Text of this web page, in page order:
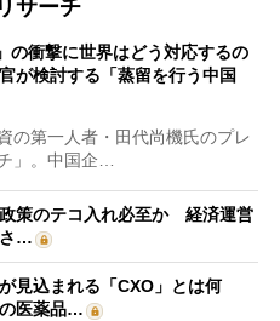
サーチ
の衝撃に世界はどう対応するの
が検討する「蒸留を行う中国
第一人者・田代尚機氏のプレ
」。中国企…
策のテコ入れ必至か 経済運営
さ…
見込まれる「CXO」とは何
医薬品…